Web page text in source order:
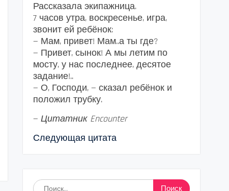
Рассказала экипажница.
7 часов утра, воскресенье, игра,
звонит ей ребёнок:
— Мам, привет! Мам..а ты где?
— Привет, сынок! А мы летим по
мосту, у нас последнее, десятое
задание!..
— О, Господи, — сказал ребёнок и
положил трубку.
— Цитатник Encounter
Следующая цитата
Найти: